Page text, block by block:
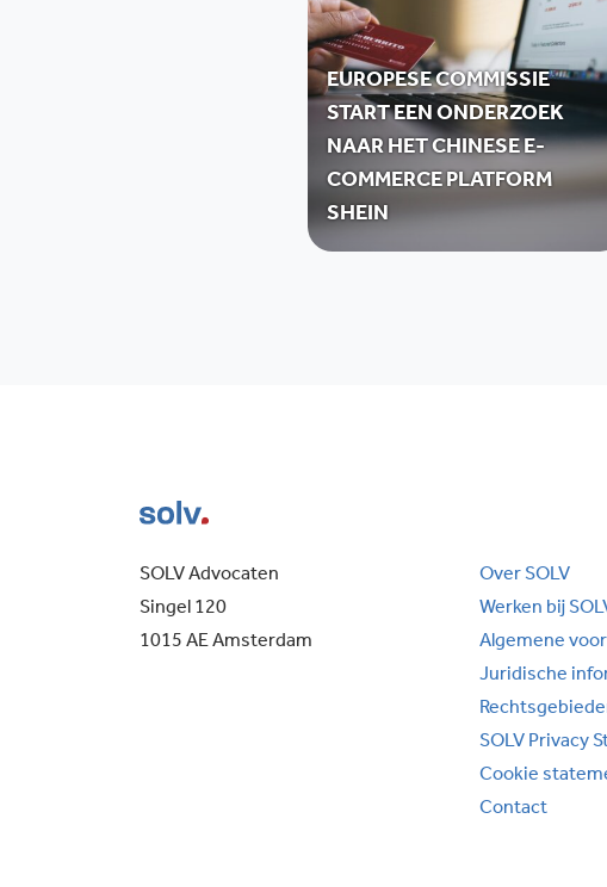
EUROPESE COMMISSIE
START EEN ONDERZOEK
NAAR HET CHINESE E-
COMMERCE PLATFORM
SHEIN
SOLV Advocaten
Singel 120
1015 AE Amsterdam
Over SOLV
Werken bij
Algemene
Juridische
SOLV Privacy
Cookie
Contact